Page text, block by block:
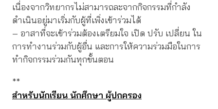
เนื่องจากวิทยากรไม่สามารถละจากกิจกรรมที่กำลัง
ดำเนินอยู่มาเริ่มกับผู้ที่เพิ่งเข้าร่วมได้
– อาสาที่จะเข้าร่วมต้องเตรียมใจ เปิด ปรับ เปลี่ยน ใน
การทำงานร่วมกับผู้อื่น และการให้ความร่วมมือในการ
ทำกิจกรรมร่วมกันทุกขั้นตอน
**
สำหรับนักเรียน นักศึกษา ผู้ปกครอง